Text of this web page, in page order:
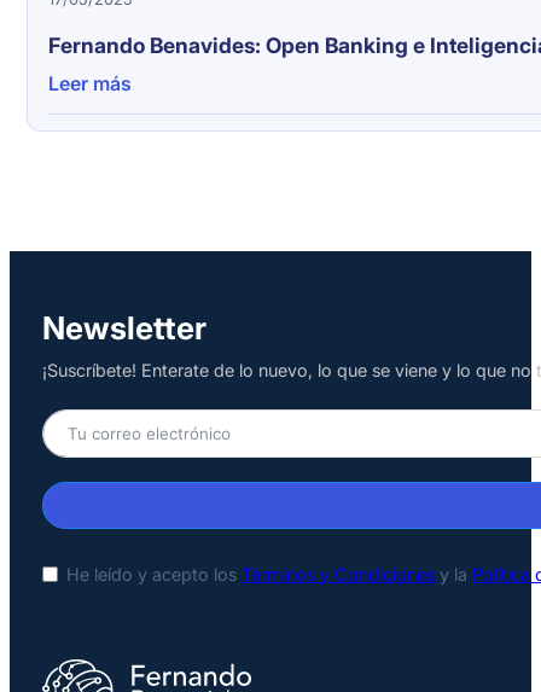
Fernando Benavides: Open Banking e
Leer más
Newsletter
¡Suscríbete! Enterate de lo nuevo, lo que se viene y lo que
He leído y acepto losTérminos y Condiciones y la Política